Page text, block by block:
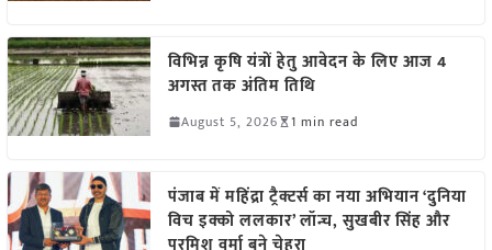
विभिन्न कृषि यंत्रों हेतु आवेदन के लिए आज 4
अगस्त तक अंतिम तिथि
August 5, 2026 1 min read
पंजाब में महिंद्रा ट्रैक्टर्स का नया अभियान ‘दुनिया
विच इक्को ललकार’ लॉन्च, सुखबीर सिंह और